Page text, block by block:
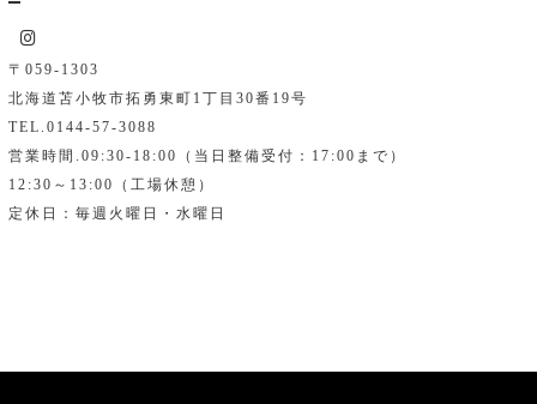
〒059-1303
北海道苫小牧市拓勇東町1丁目30番19号
TEL.0144-57-3088
営業時間.09:30-18:00（当日整備受付：17:00まで）
12:30～13:00（工場休憩）
定休日：毎週火曜日・水曜日